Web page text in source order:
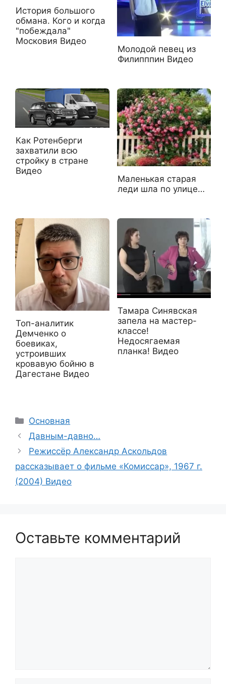
История большого
обмана. Кого и когда
"побеждала"
Московия Видео
Молодой певец из
Филипппин Видео
Как Ротенберги
захватили всю
стройку в стране
Видео
Маленькая старая
леди шла по улице…
Топ-аналитик
Демченко о
боевиках,
устроивших
кровавую бойню в
Дагестане Видео
Тамара Синявская
запела на мастер-
классе!
Недосягаемая
планка! Видео
Рубрики
Основная
Давным-давно…
Режиссёр Александр Аскольдов
рассказывает о фильме «Комиссар», 1967 г.
(2004) Видео
Оставьте комментарий